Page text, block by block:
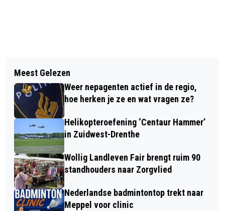
AFWISSELEND PROGRAMMA THE BIG
B’S IN DE PLATAAN
OFFICIËLE TT BIER KEERT TERUG
INCLUSIEF ALCOHOLARME VARIANT
Meest Gelezen
Weer nepagenten actief in de regio,
hoe herken je ze en wat vragen ze?
Helikopteroefening ‘Centaur Hammer’
in Zuidwest-Drenthe
Wollig Landleven Fair brengt ruim 90
standhouders naar Zorgvlied
Nederlandse badmintontop trekt naar
Meppel voor clinic